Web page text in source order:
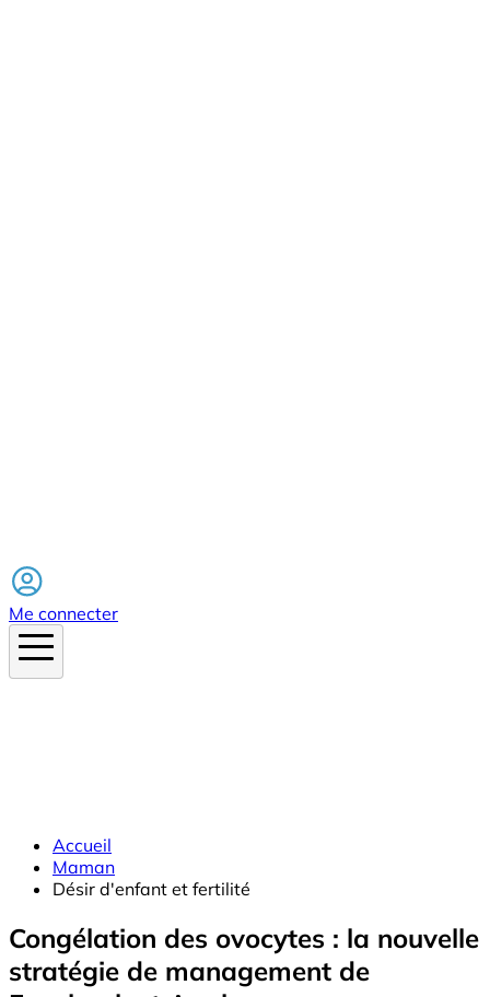
Me connecter
Accueil
Maman
Désir d'enfant et fertilité
Congélation des ovocytes : la nouvelle
stratégie de management de